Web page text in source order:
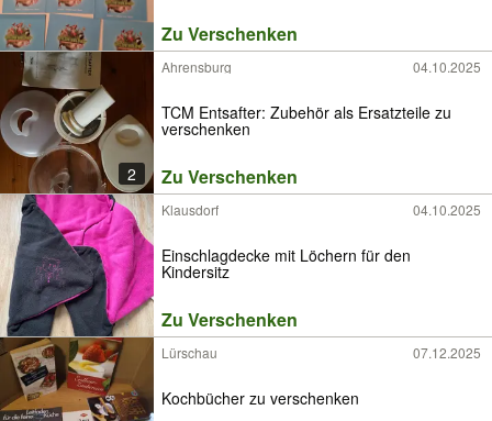
Zu Verschenken
2
Ahrensburg 04.10.2025
TCM Entsafter: Zubehör als Ersatzteile zu
verschenken
Zu Verschenken
Klausdorf 04.10.2025
Einschlagdecke mit Löchern für den
Kindersitz
Zu Verschenken
Lürschau 07.12.2025
Kochbücher zu verschenken